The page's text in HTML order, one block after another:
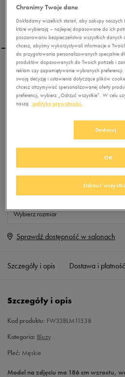
FEEWEAR BLUZA SANGA
0.0(0
KLUBIE 50 STYLE
Produkt niedostępny
Jeśli artykuł będzie ponownie dostępny,
Wybierz rozmiar
S Powiadom o dostępności
M Powiadom o dostępności
XXL
Sprawdź dostępność w salonach
Szczegóły i opis Dostawa i płatność
Szczegóły i opis
Kod produktu: FW33BLM11538
Kategoria: Bluzy
Płeć: Męskie
Model na zdjęciu ma 186 cm wzrostu,
Chronimy Twoje dane
Dokładamy wszelkich starań, aby zakupy naszych
które wybierają – najlepiej dopasowane do ich
poszanowaniu bezpieczeństwa wszystkich danych
chcesz, abyśmy wykorzystywali informacje o
do przygotowania personalizowanych specjalnie
produktów dopasowanych do Twoich potrzeb i
reklam czy zapamiętywanie wybranych
swoją decyzję i ustawienia dotyczące plików
chcesz otrzymywać spersonalizowanej oferty
preferencji, wybierz „Odrzuć wszystkie”. W celu
naszą
politykę prywatności.
Dostosuj
Odrzuć
OK